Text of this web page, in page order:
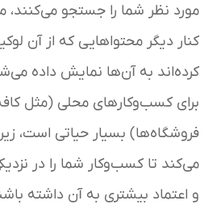
مورد نظر شما را جستجو می‌کنند،
کنار دیگر محتواهایی که از آن
کرده‌اند به آن‌ها نمایش داده
برای کسب‌وکارهای محلی (مثل
فروشگاه‌ها) بسیار حیاتی است،
می‌کند تا کسب‌وکار شما را در
و اعتماد بیشتری به آن داشته